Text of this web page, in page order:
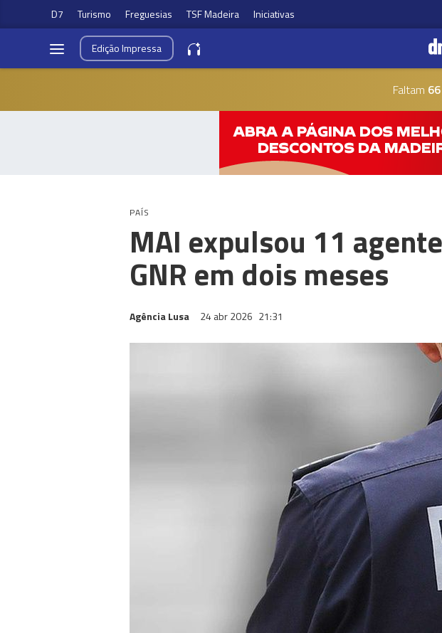
D7 Turismo Freguesias TSF Madeira Iniciativas
EdiçãoImpressa
Faltam
PAÍS
MAI expulsou 11
GNR em dois meses
Agência Lusa 24 abr 2026 21:31